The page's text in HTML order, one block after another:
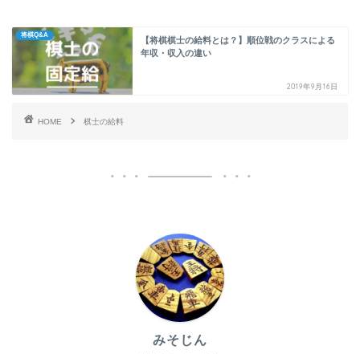
将棋Q&A
【将棋棋士の給料とは？】順位戦のクラスによる
年収・収入の違い
2019年9月16日
HOME 棋士の給料
みそじん